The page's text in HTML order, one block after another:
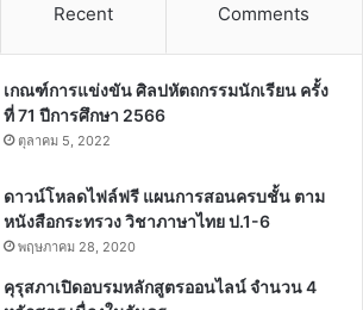
Recent Comments
เกณฑ์การแข่งขัน ศิลปหัตถกรรมนักเรียน ครั้ง
ที่ 71 ปีการศึกษา 2566
ตุลาคม 5, 2022
ดาวน์โหลดไฟล์ฟรี แผนการสอนครบชั้น ตาม
หนังสือกระทรวง วิชาภาษาไทย ป.1-6
พฤษภาคม 28, 2020
คุรุสภาเปิดอบรมหลักสูตรออนไลน์ จำนวน 4